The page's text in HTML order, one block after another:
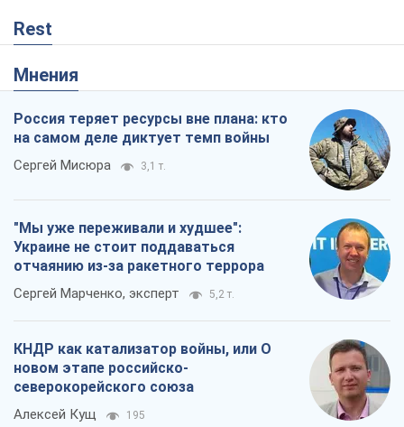
Rest
Мнения
Россия теряет ресурсы вне плана: кто
на самом деле диктует темп войны
Сергей Мисюра 3,1 т.
"Мы уже переживали и худшее":
Украине не стоит поддаваться
отчаянию из-за ракетного террора
Сергей Марченко, эксперт 5,2 т.
КНДР как катализатор войны, или О
новом этапе российско-
северокорейского союза
Алексей Кущ 195